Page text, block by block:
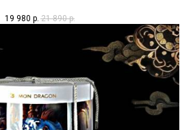
19 980 р. 21 890 р.